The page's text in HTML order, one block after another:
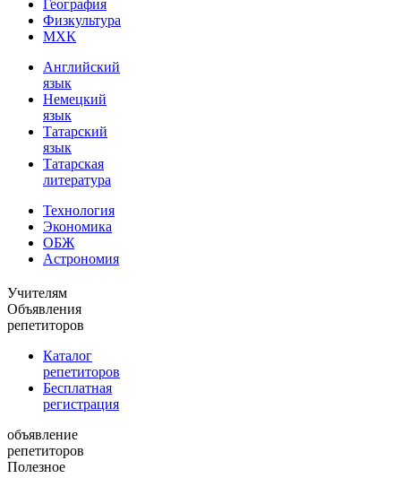
География
Физкультура
МХК
Английский
язык
Немецкий
язык
Татарский
язык
Татарская
литература
Технология
Экономика
ОБЖ
Астрономия
Учителям
Объявления
репетиторов
Каталог
репетиторов
Бесплатная
регистрация
объявление
репетиторов
Полезное